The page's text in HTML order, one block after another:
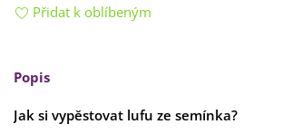
Přidat k oblíbeným
Popis
Jak si vypěstovat lufu ze semínka?